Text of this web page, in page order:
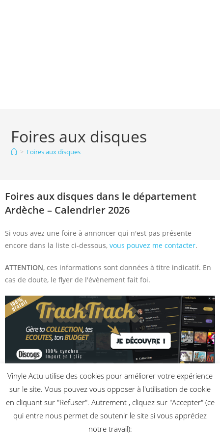
Foires aux disques
> Foires aux disques
Foires aux disques dans le département
Ardèche – Calendrier 2026
Si vous avez une foire à annoncer qui n'est pas présente
encore dans la liste ci-dessous, vous pouvez me contacter.
ATTENTION, ces informations sont données à titre indicatif. En
cas de doute, le flyer de l'évènement fait foi.
Aucune foire aux disques à venir n’a encore été enregistrée.
Vinyle Actu utilise des cookies pour améliorer votre expérience
sur le site. Vous pouvez vous opposer à l'utilisation de cookie
en cliquant sur "Refuser". Autrement , cliquez sur "Accepter" (ce
qui entre nous permet de soutenir le site si vous appréciez
notre travail):